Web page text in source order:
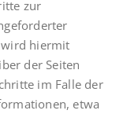
zur
hiermit
der Seiten
im Falle der
etwa